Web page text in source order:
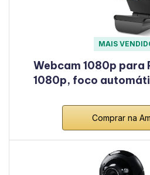
MAIS
Webcam 1080p para
1080p, foco
Comprar na